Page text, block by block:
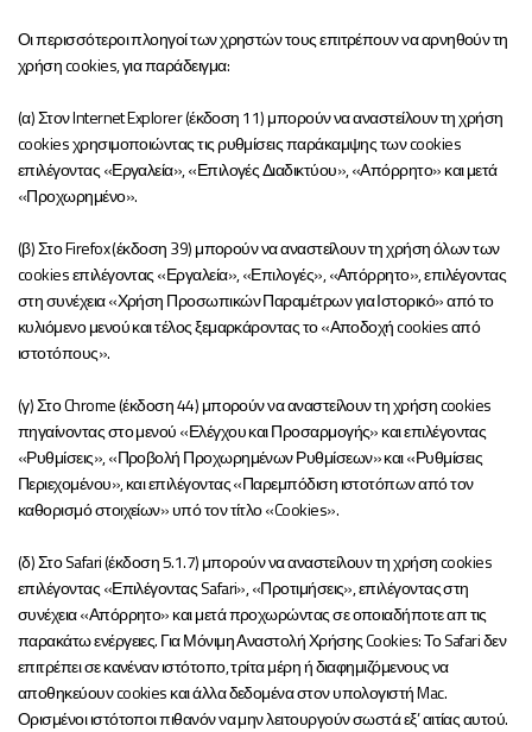
Οι περισσότεροι πλοηγοί των χρηστών τους επιτρέπουν να αρνηθούν τη
χρήση cookies, για παράδειγμα:
(α) Στον Internet Explorer (έκδοση 11) μπορούν να αναστείλουν τη χρήση
cookies χρησιμοποιώντας τις ρυθμίσεις παράκαμψης των cookies
επιλέγοντας «Εργαλεία», «Επιλογές Διαδικτύου», «Απόρρητο» και μετά
«Προχωρημένο».
(β) Στο Firefox (έκδοση 39) μπορούν να αναστείλουν τη χρήση όλων των
cookies επιλέγοντας «Εργαλεία», «Επιλογές», «Απόρρητο», επιλέγοντας
στη συνέχεια «Χρήση Προσωπικών Παραμέτρων για Ιστορικό» από το
κυλιόμενο μενού και τέλος ξεμαρκάροντας το «Αποδοχή cookies από
ιστοτόπους».
(γ) Στο Chrome (έκδοση 44) μπορούν να αναστείλουν τη χρήση cookies
πηγαίνοντας στο μενού «Ελέγχου και Προσαρμογής» και επιλέγοντας
«Ρυθμίσεις», «Προβολή Προχωρημένων Ρυθμίσεων» και «Ρυθμίσεις
Περιεχομένου», και επιλέγοντας «Παρεμπόδιση ιστοτόπων από τον
καθορισμό στοιχείων» υπό τον τίτλο «Cookies».
(δ) Στο Safari (έκδοση 5.1.7) μπορούν να αναστείλουν τη χρήση cookies
επιλέγοντας «Επιλέγοντας Safari», «Προτιμήσεις», επιλέγοντας στη
συνέχεια «Απόρρητο» και μετά προχωρώντας σε οποιαδήποτε απ τις
παρακάτω ενέργειες. Για Μόνιμη Αναστολή Χρήσης Cookies: Το Safari δεν
επιτρέπει σε κανέναν ιστότοπο, τρίτα μέρη ή διαφημιζόμενους να
αποθηκεύουν cookies και άλλα δεδομένα στον υπολογιστή Mac.
Ορισμένοι ιστότοποι πιθανόν να μην λειτουργούν σωστά εξ’ αιτίας αυτού.